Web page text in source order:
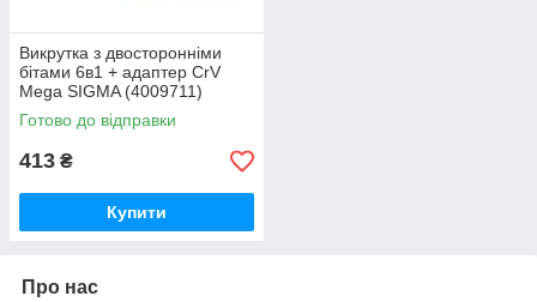
Викрутка з двосторонніми
бітами 6в1 + адаптер CrV
Mega SIGMA (4009711)
Готово до відправки
413 ₴
Купити
Про нас